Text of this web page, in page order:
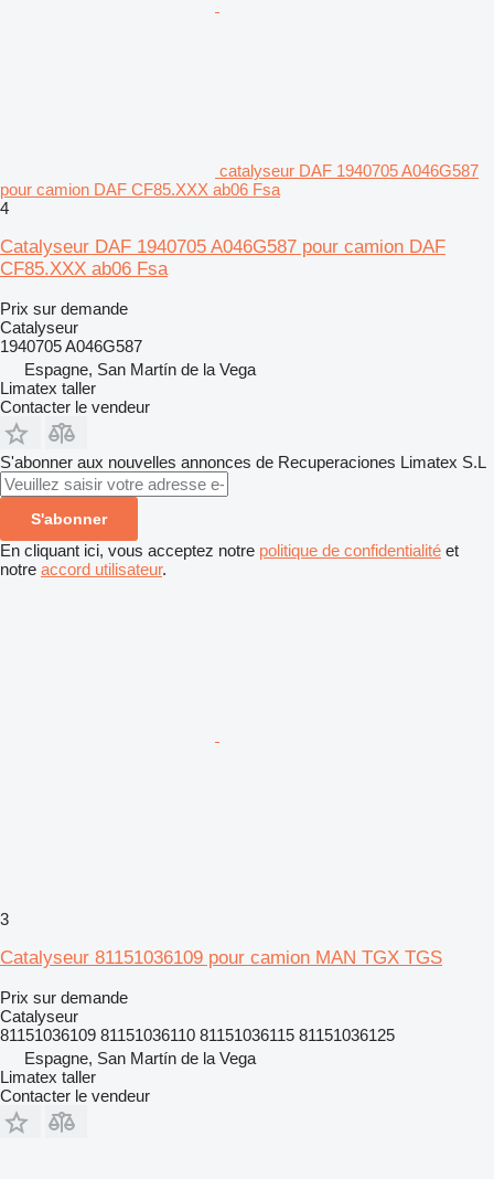
catalyseur DAF 1940705 A046G587
pour camion DAF CF85.XXX ab06 Fsa
4
Catalyseur DAF 1940705 A046G587 pour camion DAF
CF85.XXX ab06 Fsa
Prix sur demande
Catalyseur
1940705 A046G587
Espagne, San Martín de la Vega
Limatex taller
Contacter le vendeur
S'abonner aux nouvelles annonces de Recuperaciones Limatex S.L
S'abonner
En cliquant ici, vous acceptez notre politique de confidentialité et
notre accord utilisateur.
3
Catalyseur 81151036109 pour camion MAN TGX TGS
Prix sur demande
Catalyseur
81151036109 81151036110 81151036115 81151036125
Espagne, San Martín de la Vega
Limatex taller
Contacter le vendeur